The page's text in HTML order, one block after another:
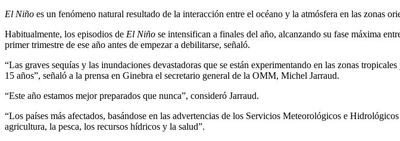
El Niño es un fenómeno natural resultado de la interacción entre el océano y la atmósfera en las zonas
Habitualmente, los episodios de El Niño se intensifican a finales del año, alcanzando su fase máxima
primer trimestre de ese año antes de empezar a debilitarse, señaló.
“Las graves sequías y las inundaciones devastadoras que se están experimentando en las zonas
15 años”, señaló a la prensa en Ginebra el secretario general de la OMM, Michel Jarraud.
“Este año estamos mejor preparados que nunca”, consideró Jarraud.
“Los países más afectados, basándose en las advertencias de los Servicios Meteorológicos e
agricultura, la pesca, los recursos hídricos y la salud”.